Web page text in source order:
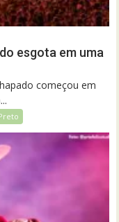
esgota em uma
começou em